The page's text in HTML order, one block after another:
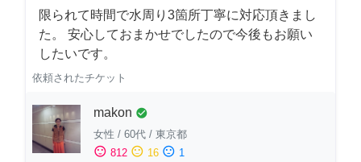
限られて時間で水周り3箇所丁寧に対応頂きまし
た。 安心しておまかせでしたので今後もお願い
したいです。
依頼されたチケット
makon check_circle
女性 / 60代 / 東京都
sentiment_satisfied 812 sentiment_neutral 16 sentiment_dissatisfied 1